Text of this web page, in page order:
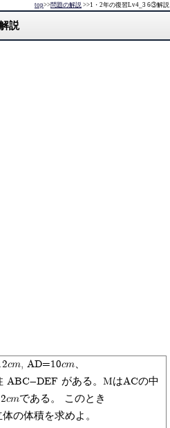
説
top>>問題の解説 >>1・2年の復習Lv4_3 6③解説
AD=10cm、
ABC-DEF がある。MはACの中
である。 このとき
の体積を求めよ。